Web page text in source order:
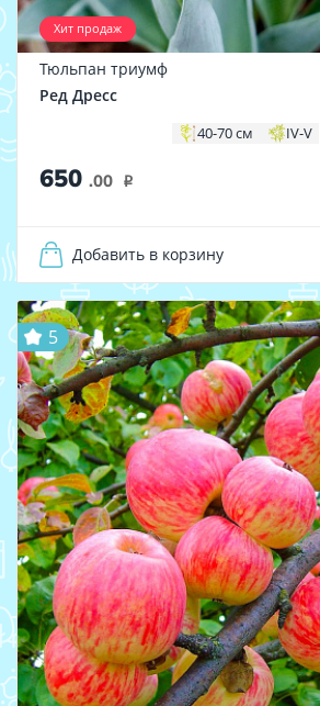
Хит продаж
Тюльпан триумф
Ред Дресс
40-70 см IV-V
650 .00 i
Добавить в корзину
5